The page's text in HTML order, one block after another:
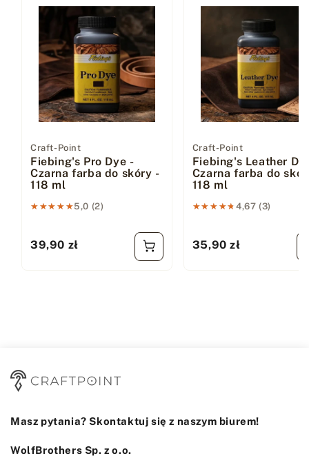
Dostawca:
Craft-Point
Fiebing's Pro Dye -
Czarna farba do skóry -
118 ml
★★★★★
★★★★★5,0 (2)
Cena regularna
39,90 zł
Dostawca:
Craft-Point
Fiebing's Leather
Czarna farba do
118 ml
★★★★★
★★★★★4,67 (3)
Cena regularna
35,90 zł
Masz pytania? Skontaktuj się z naszym biurem!
WolfBrothers Sp. z o.o.